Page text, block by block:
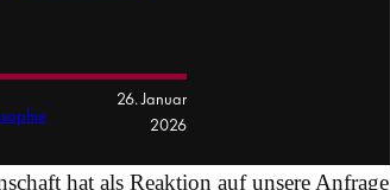
26. Januar
2026
hat als Reaktion auf unsere Anfrage